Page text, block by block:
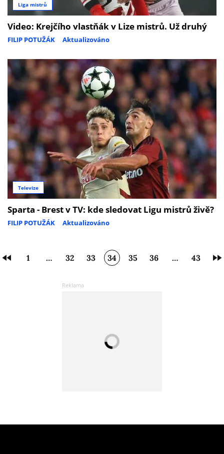
Liga mistrů
Video: Krejčího vlastňák v Lize mistrů. Už druhý
FILIP POTUŽÁK Aktualizováno
Televize
Sparta - Brest v TV: kde sledovat Ligu mistrů živě?
FILIP POTUŽÁK Aktualizováno
1 … 32 33 34 35 36 … 43